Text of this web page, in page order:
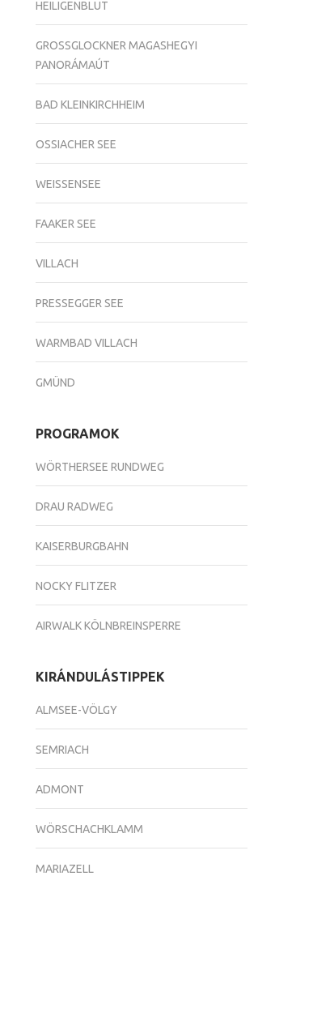
HEILIGENBLUT
GROSSGLOCKNER MAGASHEGYI
PANORÁMAÚT
BAD KLEINKIRCHHEIM
OSSIACHER SEE
WEISSENSEE
FAAKER SEE
VILLACH
PRESSEGGER SEE
WARMBAD VILLACH
GMÜND
PROGRAMOK
WÖRTHERSEE RUNDWEG
DRAU RADWEG
KAISERBURGBAHN
NOCKY FLITZER
AIRWALK KÖLNBREINSPERRE
KIRÁNDULÁSTIPPEK
ALMSEE-VÖLGY
SEMRIACH
ADMONT
WÖRSCHACHKLAMM
MARIAZELL